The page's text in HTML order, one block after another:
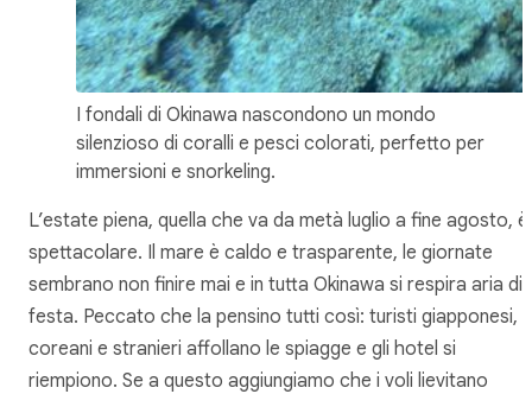
I fondali di Okinawa nascondono un mondo
silenzioso di coralli e pesci colorati, perfetto per
immersioni e snorkeling.
L’estate piena, quella che va da metà luglio a fine agosto, è
spettacolare. Il mare è caldo e trasparente, le giornate
sembrano non finire mai e in tutta Okinawa si respira aria di
festa. Peccato che la pensino tutti così: turisti giapponesi,
coreani e stranieri affollano le spiagge e gli hotel si
riempiono. Se a questo aggiungiamo che i voli lievitano